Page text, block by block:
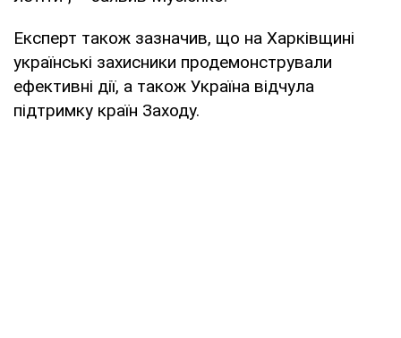
Експерт також зазначив, що на Харківщині
українські захисники продемонстрували
ефективні дії, а також Україна відчула
підтримку країн Заходу.